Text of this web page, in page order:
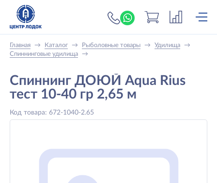
+7 (919) 698-56-
Главная → Каталог → Рыболовные товары → Удилища
→
Спиннинговые удилища
→
Спиннинг ДОЮЙ Aqua Rius
тест 10-40 гр 2,65 м
Код товара: 672-1040-2.65